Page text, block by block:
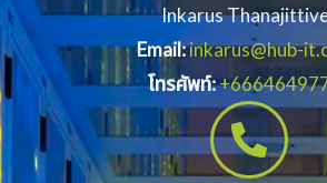
Inkarus
Email:inkarus@hub-
โทรศัพท์: